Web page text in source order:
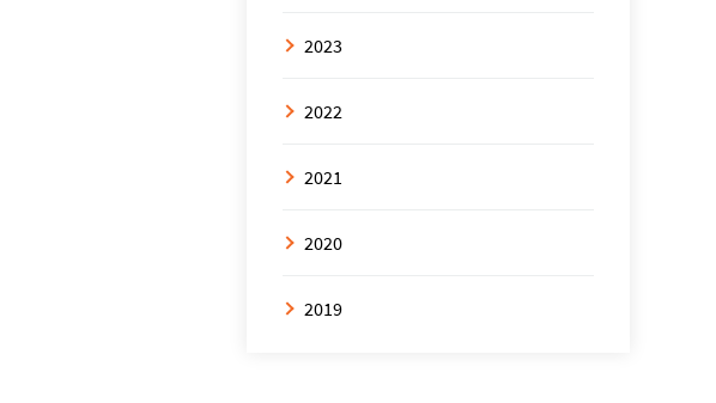
2023
2022
2021
2020
2019